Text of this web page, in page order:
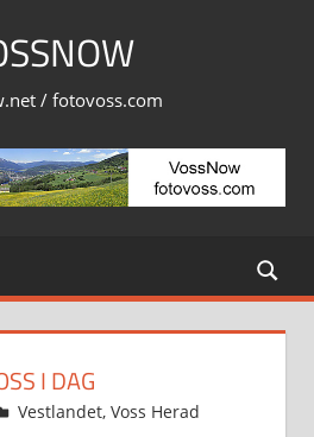
/ fotovoss.com
I DAG
Svein
Vestlandet, Voss Herad